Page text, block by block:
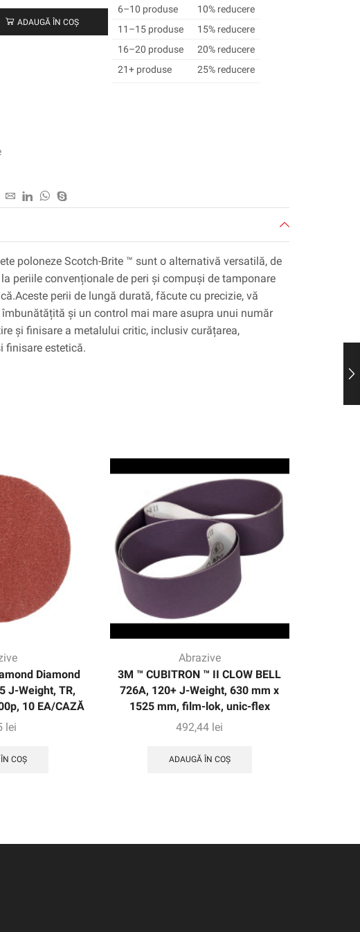
ADAUGĂ ÎN COȘ
6–10 produse
10% reducere
11–15 produse
15% reducere
16–20 produse
20% reducere
21+ produse
25% reducere
poloneze Scotch-Brite ™ sunt o alternativă versatilă, de
periile convenționale de peri și compuși de tamponare
perii de lungă durată, făcute cu precizie, vă
și un control mai mare asupra unui număr
și finisare a metalului critic, inclusiv curățarea,
finisare estetică.
Diamond
J-Weight, TR,
10 EA/CAZĂ
lei
COȘ
Abrazive
3M ™ CUBITRON ™ II CLOW BELL
726A, 120+ J-Weight, 630 mm x
1525 mm, film-lok, unic-flex
492,44 lei
ADAUGĂ ÎN COȘ